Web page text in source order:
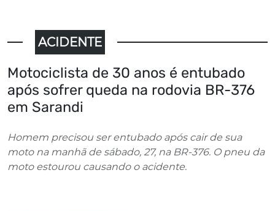
ACIDENTE
Motociclista de 30 anos é entubado
após sofrer queda na rodovia BR-376
em Sarandi
Homem precisou ser entubado após cair de sua
moto na manhã de sábado, 27, na BR-376. O pneu da
moto estourou causando o acidente.